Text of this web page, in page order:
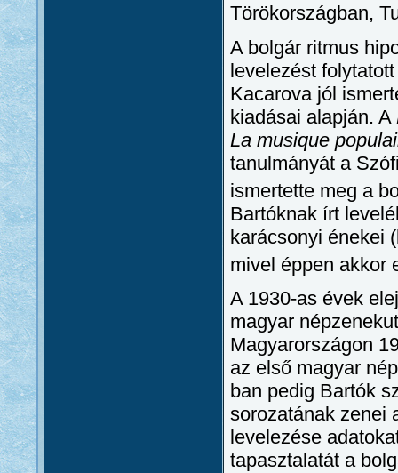
Törökországban,
A bolgár ritmus
levelezést
Kacarova jól
kiadásai alapján. A
La musique
tanulmányát a
ismertette meg a
Bartóknak írt
karácsonyi énekei
mivel éppen akkor
A 1930-as évek
magyar
Magyarországon
az első magyar
ban pedig Bartók
sorozatának zenei
levelezése
tapasztalatát a